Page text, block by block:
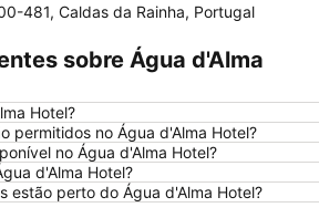
da Paz
Praia de São Pedro de Moel
Serra do Montejunto
Porto Novo Beach
Praia d'el Rey
Campo Real Golf Course
Bom Sucesso
481, Caldas da Rainha, Portugal
sobre Água d'Alma
Hotel?
permitidos no Água d'Alma Hotel?
no Água d'Alma Hotel?
d'Alma Hotel?
estão perto do Água d'Alma Hotel?